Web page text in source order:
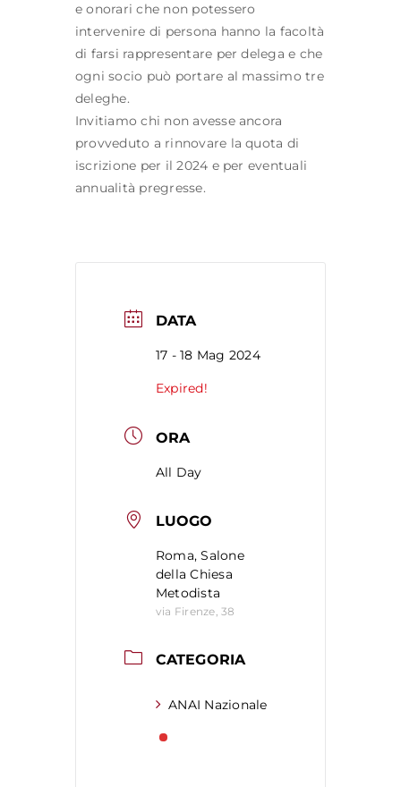
e onorari che non potessero
intervenire di persona hanno la facoltà
di farsi rappresentare per delega e che
ogni socio può portare al massimo tre
deleghe.
Invitiamo chi non avesse ancora
provveduto a rinnovare la quota di
iscrizione per il 2024 e per eventuali
annualità pregresse.
DATA
17 - 18 Mag 2024
Expired!
ORA
All Day
LUOGO
Roma, Salone
della Chiesa
Metodista
via Firenze, 38
CATEGORIA
ANAI Nazionale